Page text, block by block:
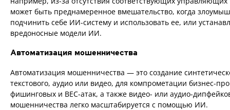
может быть преднамеренное вмешательство, когда
подчинить себе ИИ-систему и использовать ее, или
вредоносные модели ИИ.
Автоматизация мошенничества
Автоматизация мошенничества — это создание
текстового, аудио или видео, для компрометации бизнес-
фишинговых и BEC-атак, а также видео- или аудио-
мошенничества легко масштабируется с помощью ИИ.